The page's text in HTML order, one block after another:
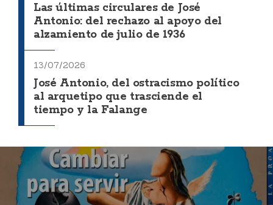
Las últimas circulares de José
Antonio: del rechazo al apoyo del
alzamiento de julio de 1936
13/07/2026
José Antonio, del ostracismo político
al arquetipo que trasciende el
tiempo y la Falange